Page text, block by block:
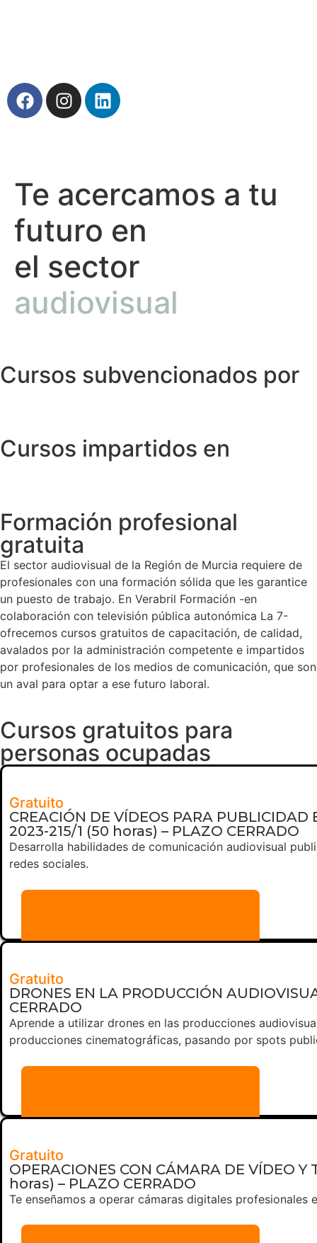
Te acercamos a tu
futuro en
el sector
audiovisual
Cursos subvencionados por
Cursos impartidos en
Formación profesional
gratuita
El sector audiovisual de la Región de Murcia requiere de
profesionales con una formación sólida que les garantice
un puesto de trabajo. En Verabril Formación -en
colaboración con televisión pública autonómica La 7-
ofrecemos cursos gratuitos de capacitación, de calidad,
avalados por la administración competente e impartidos
por profesionales de los medios de comunicación, que son
un aval para optar a ese futuro laboral.
Cursos gratuitos para
personas ocupadas
Gratuito
CREACIÓN DE VÍDEOS PARA PUBLICIDAD
2023-215/1 (50 horas) – PLAZO CERRADO
Desarrolla habilidades de comunicación audiovisual
redes sociales.
Gratuito
DRONES EN LA PRODUCCIÓN
CERRADO
Aprende a utilizar drones en las producciones
producciones cinematográficas, pasando por spots
Gratuito
OPERACIONES CON CÁMARA DE VÍDEO Y
horas) – PLAZO CERRADO
Te enseñamos a operar cámaras digitales profesionales